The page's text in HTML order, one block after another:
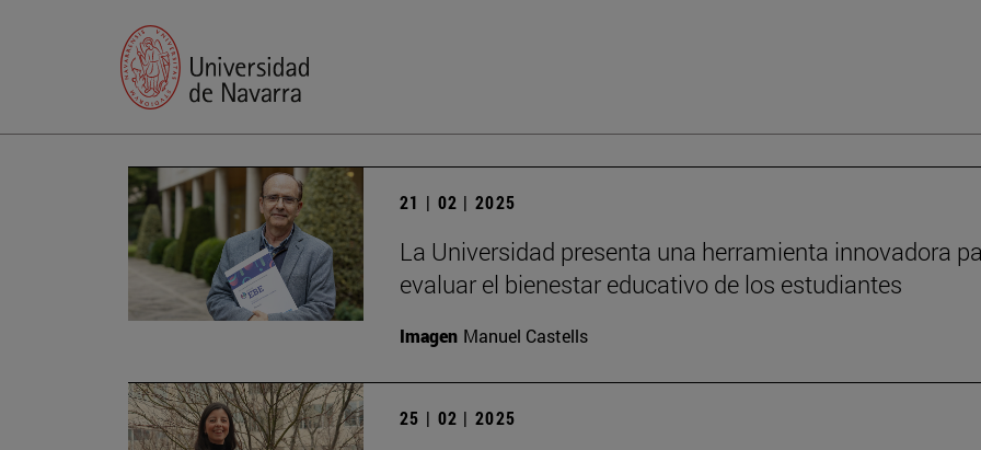
21 | 02 | 2025
La Universidad presenta una herramienta innovadora
evaluar el bienestar educativo de los estudiantes
Imagen Manuel Castells
25 | 02 | 2025